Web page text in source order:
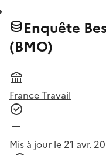
Enquête
(BMO)
France Travail
Mis à jour le 21 avr.